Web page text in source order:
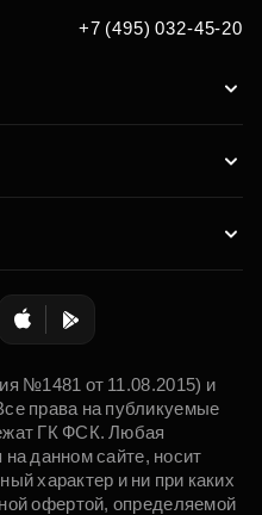
+7 (495) 032-45-20
№1481 от 11.08.2015) и
права на публикуемые
ГК ФСК. Любая
данном сайте, носит
характер и ни при каких
офертой, определяемой